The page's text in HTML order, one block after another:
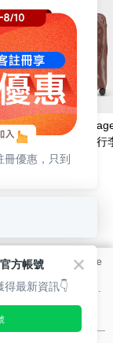
【Crash
TOT 同色撞擊行
26吋
NT$12,800
Find out more
on the Cookie
the website, you
冊優惠，只到
方帳號
最新資訊👇